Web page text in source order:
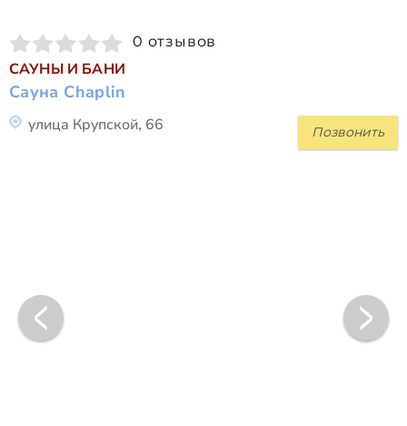
0 отзывов
САУНЫ И БАНИ
Сауна Chaplin
Позвонить
улица Крупской, 66